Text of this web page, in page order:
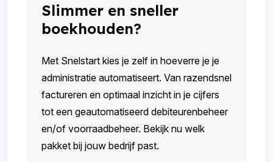
Slimmer en sneller
boekhouden?
Met Snelstart kies je zelf in hoeverre je je
administratie automatiseert. Van razendsnel
factureren en optimaal inzicht in je cijfers
tot een geautomatiseerd debiteurenbeheer
en/of voorraadbeheer. Bekijk nu welk
pakket bij jouw bedrijf past.